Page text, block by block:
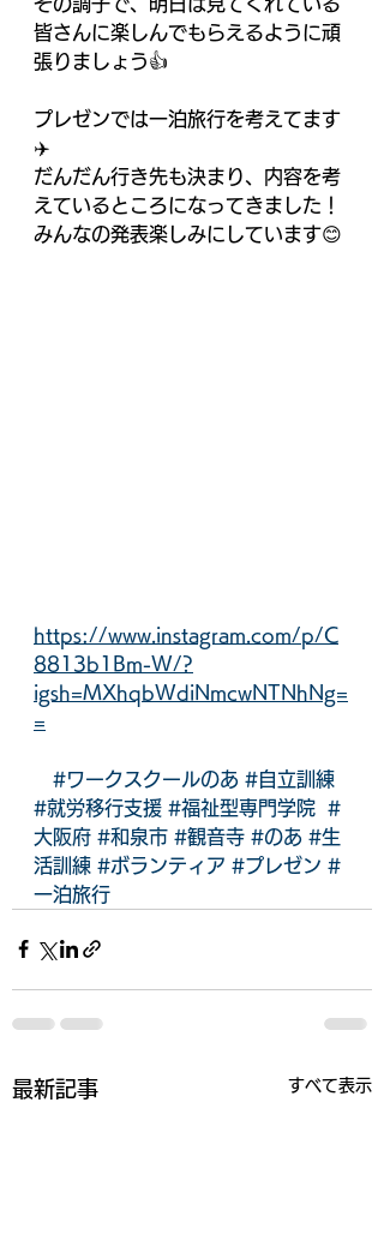
皆さんに楽しんでもらえるように頑
張りましょう👍
プレゼンでは一泊旅行を考えてます
✈️
だんだん行き先も決まり、内容を考
えているところになってきました！
みんなの発表楽しみにしています😊
https://www.instagram.com/p/C
8813b1Bm-W/?
igsh=MXhqbWdiNmcwNTNhNg=
=
#ワークスクールのあ #自立訓練
#就労移行支援 #福祉型専門学院
#
大阪府 #和泉市 #観音寺 #のあ #生
活訓練 #ボランティア #プレゼン #
一泊旅行
最新記事 すべて表示